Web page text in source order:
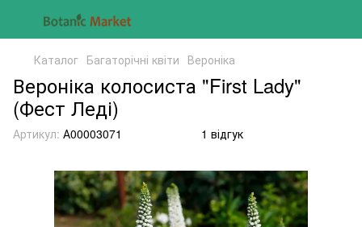
Каталог Багаторічні квіти Вероніка
Вероніка колосиста "First Lady"
(Фест Леді)
Артикул: А00003071 1 відгук